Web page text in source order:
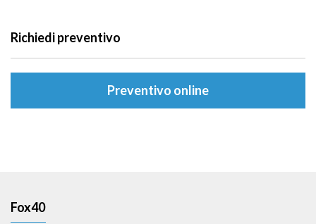
Richiedi preventivo
Preventivo online
Fox40